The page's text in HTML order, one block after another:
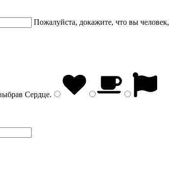
Пожалуйста, докажите, что вы человек,
Сердце.